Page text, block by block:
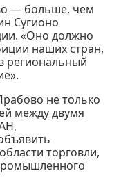
— больше, чем
Сугионо
«Оно должно
наших стран,
региональный
не только
между двумя
торговли,